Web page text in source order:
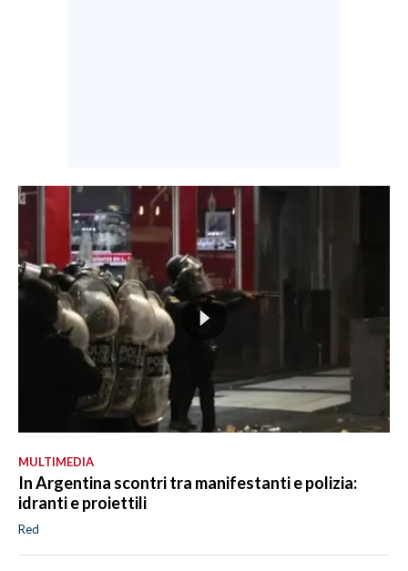
MULTIMEDIA
In Argentina scontri tra manifestanti e polizia:
idranti e proiettili
Red